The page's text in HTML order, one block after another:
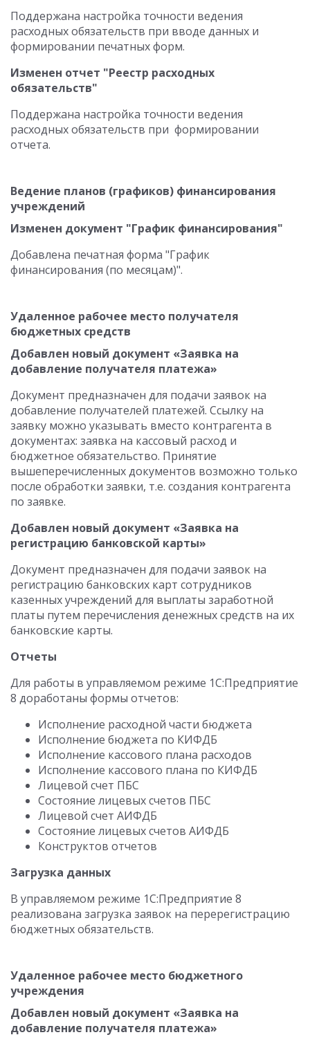
Поддержана настройка точности ведения
расходных обязательств при вводе данных и
формировании печатных форм.
Изменен отчет "Реестр расходных
обязательств"
Поддержана настройка точности ведения
расходных обязательств при формировании
отчета.
Ведение планов (графиков) финансирования
учреждений
Изменен документ "График финансирования"
Добавлена печатная форма "График
финансирования (по месяцам)".
Удаленное рабочее место получателя
бюджетных средств
Добавлен новый документ «Заявка на
добавление получателя платежа»
Документ предназначен для подачи заявок на
добавление получателей платежей. Ссылку на
заявку можно указывать вместо контрагента в
документах: заявка на кассовый расход и
бюджетное обязательство. Принятие
вышеперечисленных документов возможно только
после обработки заявки, т.е. создания контрагента
по заявке.
Добавлен новый документ «Заявка на
регистрацию банковской карты»
Документ предназначен для подачи заявок на
регистрацию банковских карт сотрудников
казенных учреждений для выплаты заработной
платы путем перечисления денежных средств на их
банковские карты.
Отчеты
Для работы в управляемом режиме 1С:Предприятие
8 доработаны формы отчетов:
Исполнение расходной части бюджета
Исполнение бюджета по КИФДБ
Исполнение кассового плана расходов
Исполнение кассового плана по КИФДБ
Лицевой счет ПБС
Состояние лицевых счетов ПБС
Лицевой счет АИФДБ
Состояние лицевых счетов АИФДБ
Конструктов отчетов
Загрузка данных
В управляемом режиме 1С:Предприятие 8
реализована загрузка заявок на перерегистрацию
бюджетных обязательств.
Удаленное рабочее место бюджетного
учреждения
Добавлен новый документ «Заявка на
добавление получателя платежа»